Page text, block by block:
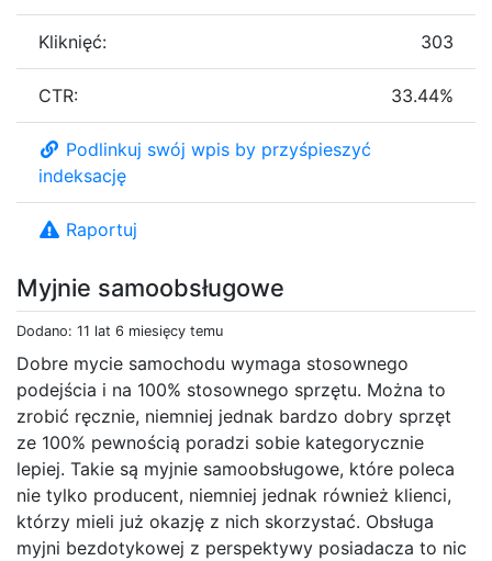
Myjnie samoobsługowe
Dodano: 11 lat 6 miesięcy temu
Dobre mycie samochodu wymaga stosownego
podejścia i na 100% stosownego sprzętu. Można to
zrobić ręcznie, niemniej jednak bardzo dobry sprzęt
ze 100% pewnością poradzi sobie kategorycznie
lepiej. Takie są myjnie samoobsługowe, które poleca
nie tylko producent, niemniej jednak również klienci,
którzy mieli już okazję z nich skorzystać. Obsługa
myjni bezdotykowej z perspektywy posiadacza to nic
Kliknięć: 303
CTR: 33.44%
Podlinkuj swój wpis by przyśpieszyć
indeksację
Raportuj